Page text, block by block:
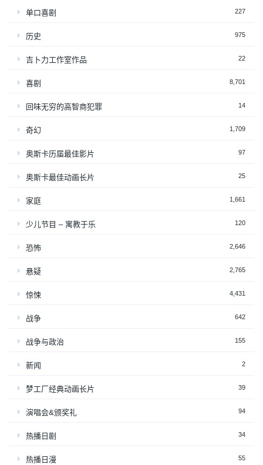
单口喜剧 227
历史 975
吉卜力工作室作品 22
喜剧 8,701
回味无穷的高智商犯罪 14
奇幻 1,709
奥斯卡历届最佳影片 97
奥斯卡最佳动画长片 25
家庭 1,661
少儿节目 – 寓教于乐 120
恐怖 2,646
悬疑 2,765
惊悚 4,431
战争 642
战争与政治 155
新闻 2
梦工厂经典动画长片 39
演唱会&颁奖礼 94
热播日剧 34
热播日漫 55